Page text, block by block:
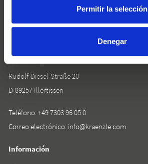
Permitir la selección
Denegar
Josef Kränzle GmbH & Co. KG
Rudolf-Diesel-Straße 20
D-89257 Illertissen
Teléfono:+49 7303 96 05 0
Correo electrónico: info@kraenzle.com
Información